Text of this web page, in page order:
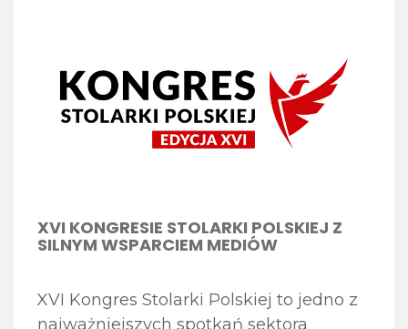
okazję do świętowania 30-lecia Związku
POiD. Pragniemy serdecznie
podziękować wszystkim, którzy
przyczynili się do sukcesu wydarzenia.
XVI KONGRESIE STOLARKI POLSKIEJ Z
SILNYM WSPARCIEM MEDIÓW
XVI Kongres Stolarki Polskiej to jedno z
najważniejszych spotkań sektora